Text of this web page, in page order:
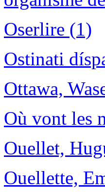
Oserlire (1)
Ostinati
Ottawa,
Où vont les
Ouellet,
Ouellette,